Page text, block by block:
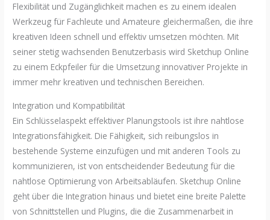
Flexibilität und Zugänglichkeit machen es zu einem idealen
Werkzeug für Fachleute und Amateure gleichermaßen, die ihre
kreativen Ideen schnell und effektiv umsetzen möchten. Mit
seiner stetig wachsenden Benutzerbasis wird Sketchup Online
zu einem Eckpfeiler für die Umsetzung innovativer Projekte in
immer mehr kreativen und technischen Bereichen.
Integration und Kompatibilität
Ein Schlüsselaspekt effektiver Planungstools ist ihre nahtlose
Integrationsfähigkeit. Die Fähigkeit, sich reibungslos in
bestehende Systeme einzufügen und mit anderen Tools zu
kommunizieren, ist von entscheidender Bedeutung für die
nahtlose Optimierung von Arbeitsabläufen. Sketchup Online
geht über die Integration hinaus und bietet eine breite Palette
von Schnittstellen und Plugins, die die Zusammenarbeit in